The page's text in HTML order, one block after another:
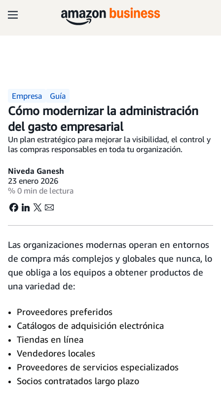
Empresa Guía
Cómo modernizar la administración
del gasto empresarial
Un plan estratégico para mejorar la visibilidad, el control y
las compras responsables en toda tu organización.
Niveda Ganesh
23 enero 2026
% 0 min de lectura
Las organizaciones modernas operan en entornos
de compra más complejos y globales que nunca, lo
que obliga a los equipos a obtener productos de
una variedad de:
Proveedores preferidos
Catálogos de adquisición electrónica
Tiendas en línea
Vendedores locales
Proveedores de servicios especializados
Socios contratados largo plazo